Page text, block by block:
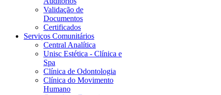
Validação de
Documentos
Certificados
Serviços Comunitários
Central Analítica
Unisc Estética - Clínica e
Spa
Clínica de Odontologia
Clínica do Movimento
Humano